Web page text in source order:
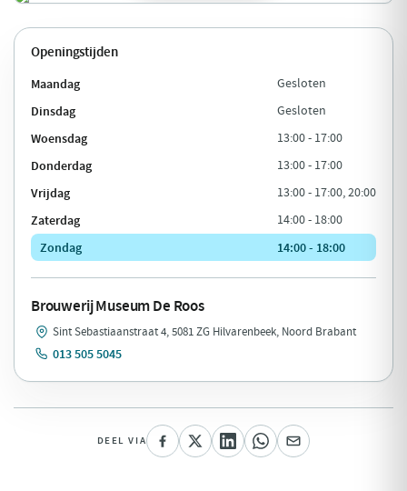
Openingstijden
Maandag Gesloten
Dinsdag Gesloten
Woensdag 13:00 - 17:00
Donderdag 13:00 - 17:00
Vrijdag 13:00 - 17:00, 20:00
Zaterdag 14:00 - 18:00
Zondag 14:00 - 18:00
Brouwerij Museum De Roos
Sint Sebastiaanstraat 4, 5081 ZG Hilvarenbeek, Noord Brabant
013 505 5045
DEEL VIA